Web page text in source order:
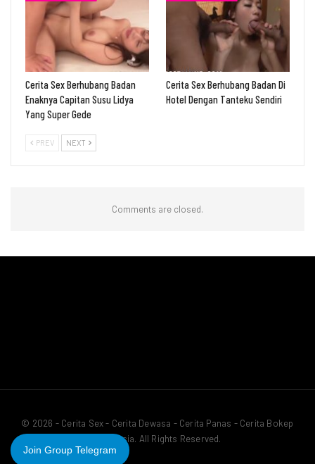
Cerita Sex Berhubang Badan
Enaknya Capitan Susu Lidya
Yang Super Gede
Cerita Sex Berhubang Badan Di
Hotel Dengan Tanteku Sendiri
PREV NEXT
Comments are closed.
© 2026 - Cerita Sex - Cerita Dewasa - Cerita Panas - Cerita Bokep
Indonesia. All Rights Reserved.
Join Group Telegram